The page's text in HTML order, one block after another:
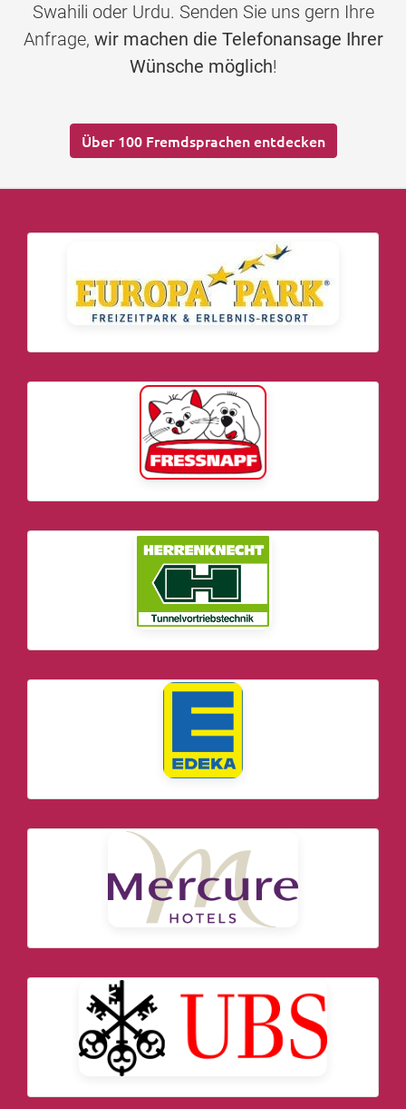
Swahili oder Urdu. Senden Sie uns gern Ihre
Anfrage, wir machen die Telefonansage Ihrer
Wünsche möglich!
Über 100 Fremdsprachen entdecken